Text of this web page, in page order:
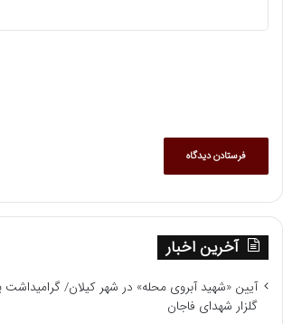
آخرین اخبار
آیین «شهید آبروی محله» در شهر کیلان/ گرامیداشت
گلزار شهدای فاجان